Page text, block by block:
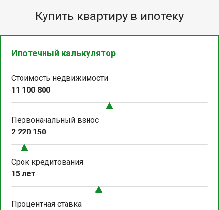
Купить квартиру в ипотеку
Ипотечный калькулятор
Стоимость недвижимости
11 100 800
Первоначальный взнос
2 220 150
Срок кредитования
15 лет
Процентная ставка